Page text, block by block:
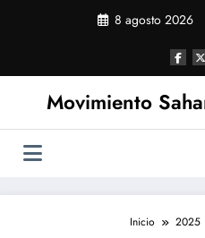
8 agosto 2026
Movimiento
Inicio 2025